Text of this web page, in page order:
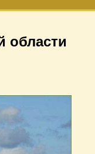
области